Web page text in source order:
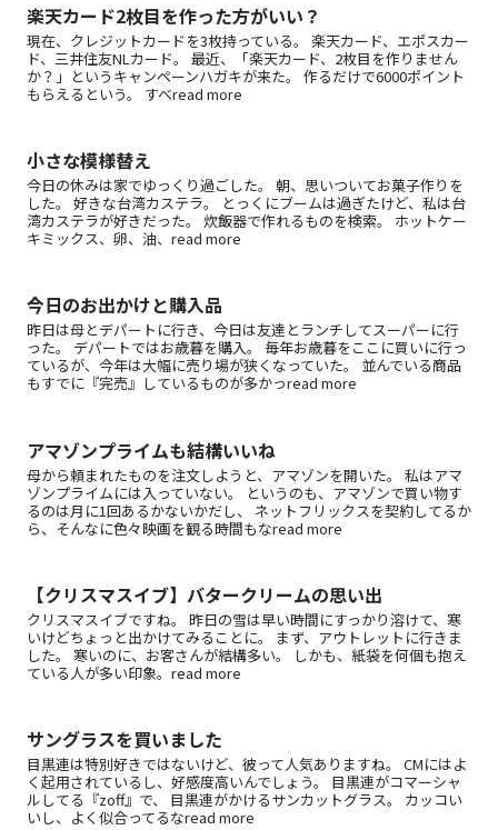
楽天カード2枚目を作った方がいい？
現在、クレジットカードを3枚持っている。 楽天カード、エポスカー
ド、三井住友NLカード。 最近、「楽天カード、2枚目を作りません
か？」というキャンペーンハガキが来た。 作るだけで6000ポイント
もらえるという。 すべread more
小さな模様替え
今日の休みは家でゆっくり過ごした。 朝、思いついてお菓子作りを
した。 好きな台湾カステラ。 とっくにブームは過ぎたけど、私は台
湾カステラが好きだった。 炊飯器で作れるものを検索。 ホットケー
キミックス、卵、油、read more
今日のお出かけと購入品
昨日は母とデパートに行き、今日は友達とランチしてスーパーに行
った。 デパートではお歳暮を購入。 毎年お歳暮をここに買いに行っ
ているが、今年は大幅に売り場が狭くなっていた。 並んでいる商品
もすでに『完売』しているものが多かっread more
アマゾンプライムも結構いいね
母から頼まれたものを注文しようと、アマゾンを開いた。 私はアマ
ゾンプライムには入っていない。 というのも、アマゾンで買い物す
るのは月に1回あるかないかだし、 ネットフリックスを契約してるか
ら、そんなに色々映画を観る時間もなread more
【クリスマスイブ】バタークリームの思い出
クリスマスイブですね。 昨日の雪は早い時間にすっかり溶けて、寒
いけどちょっと出かけてみることに。 まず、アウトレットに行きま
した。 寒いのに、お客さんが結構多い。 しかも、紙袋を何個も抱え
ている人が多い印象。read more
サングラスを買いました
目黒連は特別好きではないけど、彼って人気ありますね。 CMにはよ
く起用されているし、好感度高いんでしょう。 目黒連がコマーシャ
ルしてる『zoff』で、 目黒連がかけるサンカットグラス。 カッコい
いし、よく似合ってるなread more